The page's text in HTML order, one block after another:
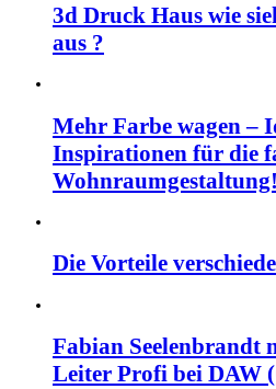
3d Druck Haus wie
aus ?
Mehr Farbe wagen –
Inspirationen für die
Wohnraumgestaltung!
Die Vorteile
Fabian Seelenbrandt
Leiter Profi bei DAW